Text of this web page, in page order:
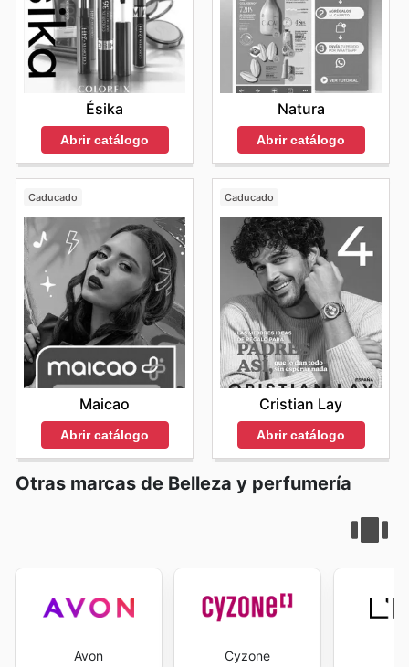
inteligente. Visita MAC Cosmetics's website today to
explore the best deals and start saving now.
Ésika
Abrir catálogo
Natura
Abrir catálogo
Caducado
Maicao
Abrir catálogo
Caducado
Cristian Lay
Abrir catálogo
Otras marcas de Belleza y perfumería
Avon Cyzone